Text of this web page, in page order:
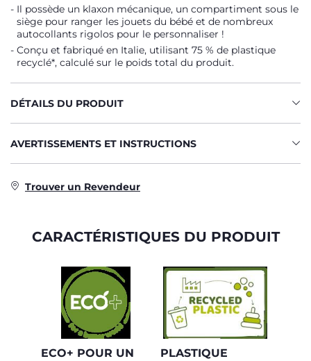
Il possède un klaxon mécanique, un compartiment sous le
siège pour ranger les jouets du bébé et de nombreux
autocollants rigolos pour le personnaliser !
Conçu et fabriqué en Italie, utilisant 75 % de plastique
recyclé*, calculé sur le poids total du produit.
DÉTAILS DU PRODUIT
AVERTISSEMENTS ET INSTRUCTIONS
Trouver un Revendeur
CARACTÉRISTIQUES DU PRODUIT
ECO+ POUR UN
PLASTIQUE